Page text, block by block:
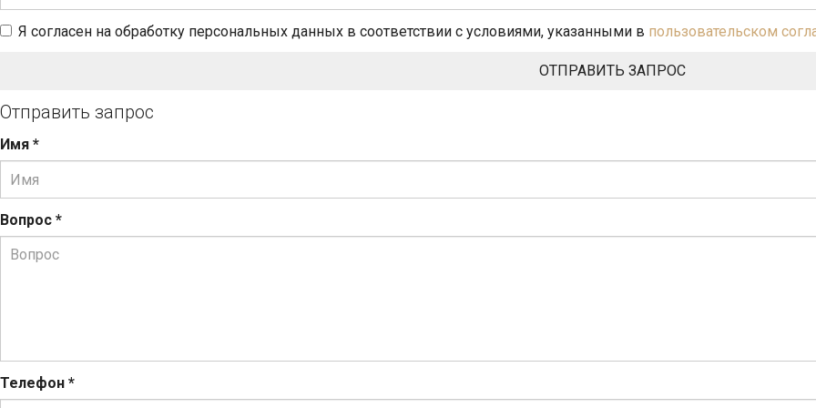
Я согласен на обработку персональных данных в соответствии с условиями, указанными в пользовательском
Отправить запрос
Имя *
Вопрос *
Телефон *